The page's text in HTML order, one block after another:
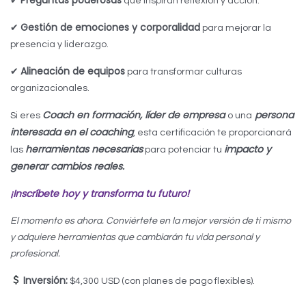
✔ Gestión de emociones y corporalidad para mejorar la
presencia y liderazgo.
✔ Alineación de equipos para transformar culturas
organizacionales.
Si eres Coach en formación, líder de empresa o una persona
interesada en el coaching, esta certificación te proporcionará
las herramientas necesariaspara potenciar tu impacto y
generar cambios reales.
¡Inscríbete hoy y transforma tu futuro!
El momento es ahora. Conviértete en la mejor versión de ti mismo
y adquiere herramientas que cambiarán tu vida personal y
profesional.
Inversión:$4,300 USD (con planes de pago flexibles).